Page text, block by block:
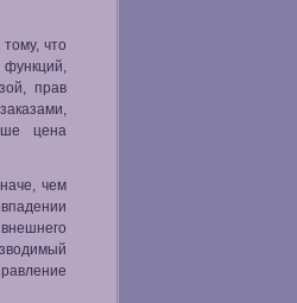
что
функций,
прав
цена
чем